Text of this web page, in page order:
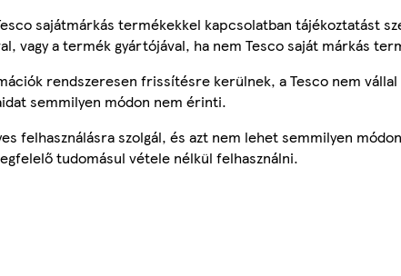
sajátmárkás termékekkel kapcsolatban tájékoztatást
vagy a termék gyártójával, ha nem Tesco saját márkás
rendszeresen frissítésre kerülnek, a Tesco nem
semmilyen módon nem érinti.
felhasználásra szolgál, és azt nem lehet semmilyen
tudomásul vétele nélkül felhasználni.